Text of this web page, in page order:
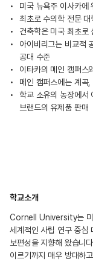
미국 뉴욕주 이사카에
최초로 수의학 전문 대
건축학은 미국 최초로
아이비리그는 비교적
공대 수준
이타카의 메인 캠퍼스
메인 캠퍼스에는 계곡
학교 소유의 농장에서
브랜드의 유제품 판매
학교소개
Cornell University는 미
세계적인 사립 연구 중심
보편성을 지향해 왔습니
이르기까지 매우 방대하